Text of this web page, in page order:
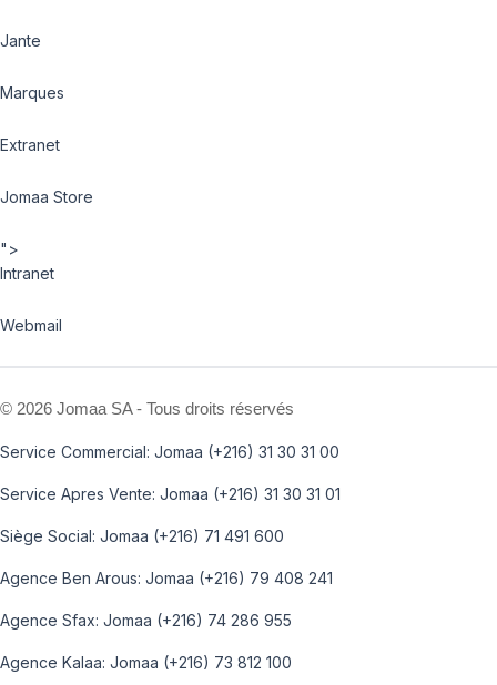
Jante
Marques
Extranet
Jomaa Store
">
Intranet
Webmail
© 2026 Jomaa SA - Tous droits réservés
Service Commercial: Jomaa (+216) 31 30 31 00
Service Apres Vente: Jomaa (+216) 31 30 31 01
Siège Social: Jomaa (+216) 71 491 600
Agence Ben Arous: Jomaa (+216) 79 408 241
Agence Sfax: Jomaa (+216) 74 286 955
Agence Kalaa: Jomaa (+216) 73 812 100